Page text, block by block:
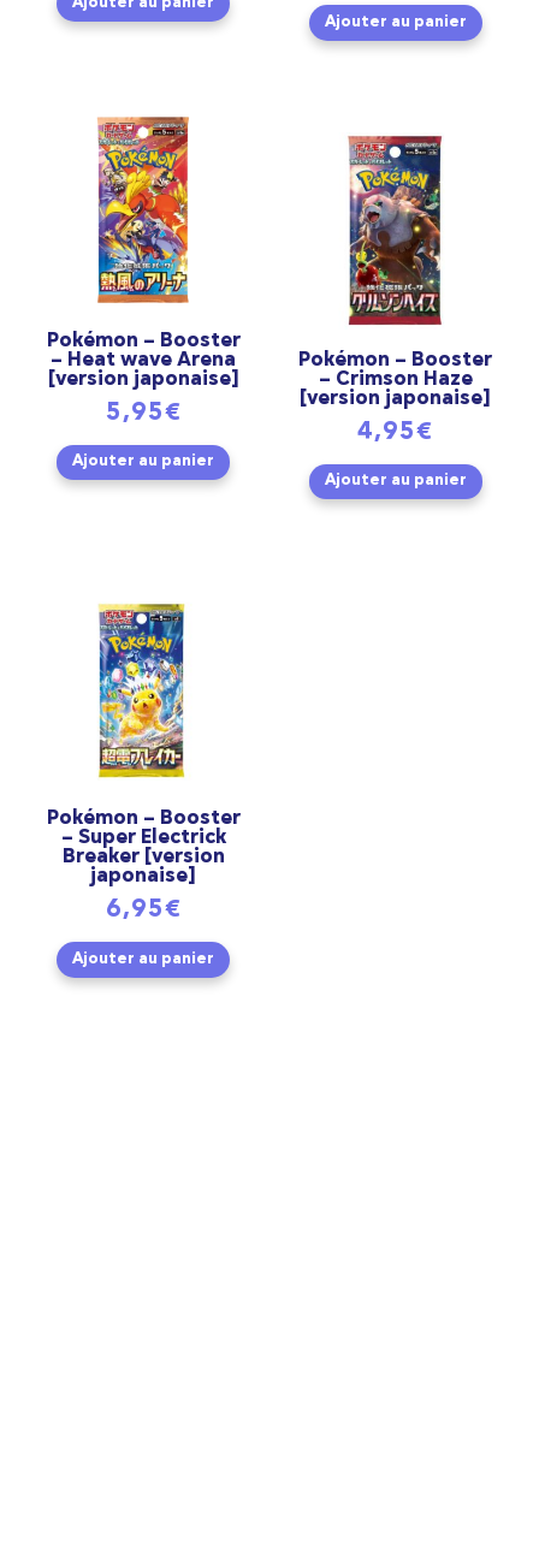
Ajouter au panier
Pokémon – Booster
– Heat wave Arena
[version japonaise]
5,95€
Ajouter au panier
Pokémon – Booster
– Crimson Haze
[version japonaise]
4,95€
Ajouter au panier
Pokémon – Booster
– Super Electrick
Breaker [version
japonaise]
6,95€
Ajouter au panier